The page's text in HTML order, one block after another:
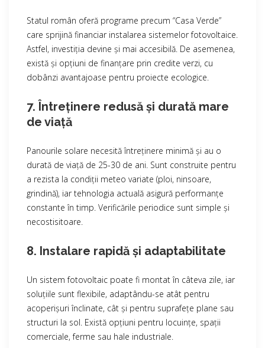
Statul român oferă programe precum “Casa Verde”
care sprijină financiar instalarea sistemelor fotovoltaice.
Astfel, investiția devine și mai accesibilă. De asemenea,
există și opțiuni de finanțare prin credite verzi, cu
dobânzi avantajoase pentru proiecte ecologice.
7. Întreținere redusă și durată mare
de viață
Panourile solare necesită întreținere minimă și au o
durată de viață de 25-30 de ani. Sunt construite pentru
a rezista la condiții meteo variate (ploi, ninsoare,
grindină), iar tehnologia actuală asigură performanțe
constante în timp. Verificările periodice sunt simple și
necostisitoare.
8. Instalare rapidă și adaptabilitate
Un sistem fotovoltaic poate fi montat în câteva zile, iar
soluțiile sunt flexibile, adaptându-se atât pentru
acoperișuri înclinate, cât și pentru suprafețe plane sau
structuri la sol. Există opțiuni pentru locuințe, spații
comerciale, ferme sau hale industriale.